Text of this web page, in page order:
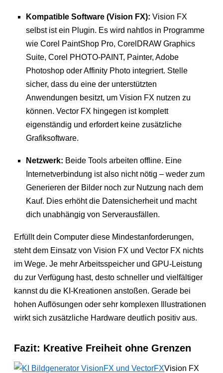
Kompatible Software (Vision FX): Vision FX
selbst ist ein Plugin. Es wird nahtlos in Programme
wie Corel PaintShop Pro, CorelDRAW Graphics
Suite, Corel PHOTO-PAINT, Painter, Adobe
Photoshop oder Affinity Photo integriert. Stelle
sicher, dass du eine der unterstützten
Anwendungen besitzt, um Vision FX nutzen zu
können. Vector FX hingegen ist komplett
eigenständig und erfordert keine zusätzliche
Grafiksoftware.
Netzwerk: Beide Tools arbeiten offline. Eine
Internetverbindung ist also nicht nötig – weder zum
Generieren der Bilder noch zur Nutzung nach dem
Kauf. Dies erhöht die Datensicherheit und macht
dich unabhängig von Serverausfällen.
Erfüllt dein Computer diese Mindestanforderungen,
steht dem Einsatz von Vision FX und Vector FX nichts
im Wege. Je mehr Arbeitsspeicher und GPU-Leistung
du zur Verfügung hast, desto schneller und vielfältiger
kannst du die KI-Kreationen anstoßen. Gerade bei
hohen Auflösungen oder sehr komplexen Illustrationen
wirkt sich zusätzliche Hardware deutlich positiv aus.
Fazit: Kreative Freiheit ohne Grenzen
Vision FX